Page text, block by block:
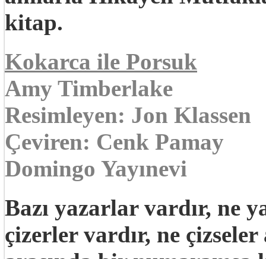
kitap.
Kokarca ile Porsuk
Amy Timberlake
Resimleyen: Jon Klassen
Çeviren: Cenk Pamay
Domingo Yayınevi
Bazı yazarlar vardır, ne
çizerler vardır, ne